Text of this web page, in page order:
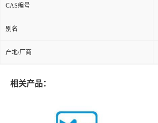
CAS编号
别名
产地/厂商
相关产品：